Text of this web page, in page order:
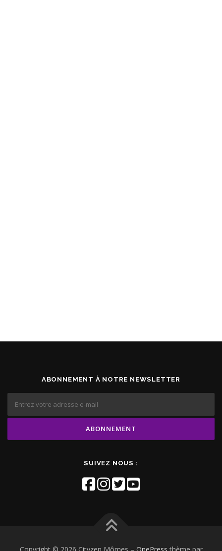
ABONNEMENT À NOTRE NEWSLETTER
SUIVEZ NOUS :